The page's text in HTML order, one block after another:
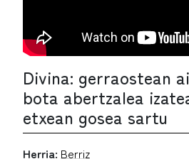
Divina: gerraostean
bota abertzalea
etxean gosea sartu
Herria: Berriz